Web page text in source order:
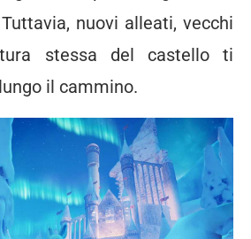
nuovi alleati, vecchi
stessa del castello ti
il cammino.